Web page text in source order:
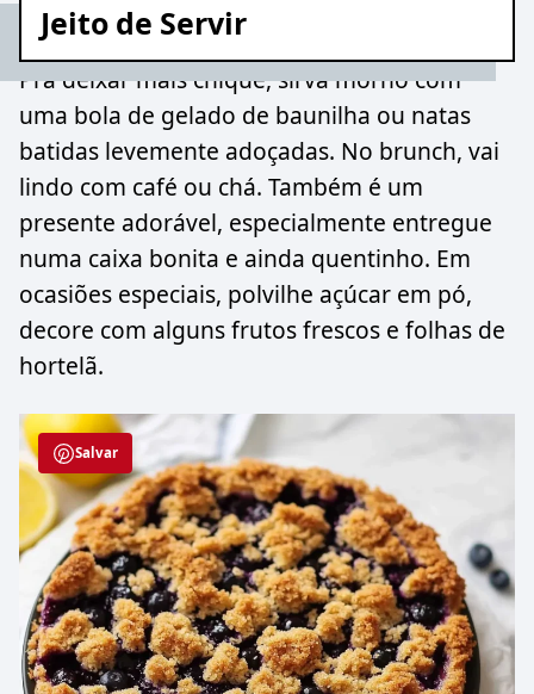
Jeito de Servir
Pra deixar mais chique, sirva morno com
uma bola de gelado de baunilha ou natas
batidas levemente adoçadas. No brunch, vai
lindo com café ou chá. Também é um
presente adorável, especialmente entregue
numa caixa bonita e ainda quentinho. Em
ocasiões especiais, polvilhe açúcar em pó,
decore com alguns frutos frescos e folhas de
hortelã.
Salvar